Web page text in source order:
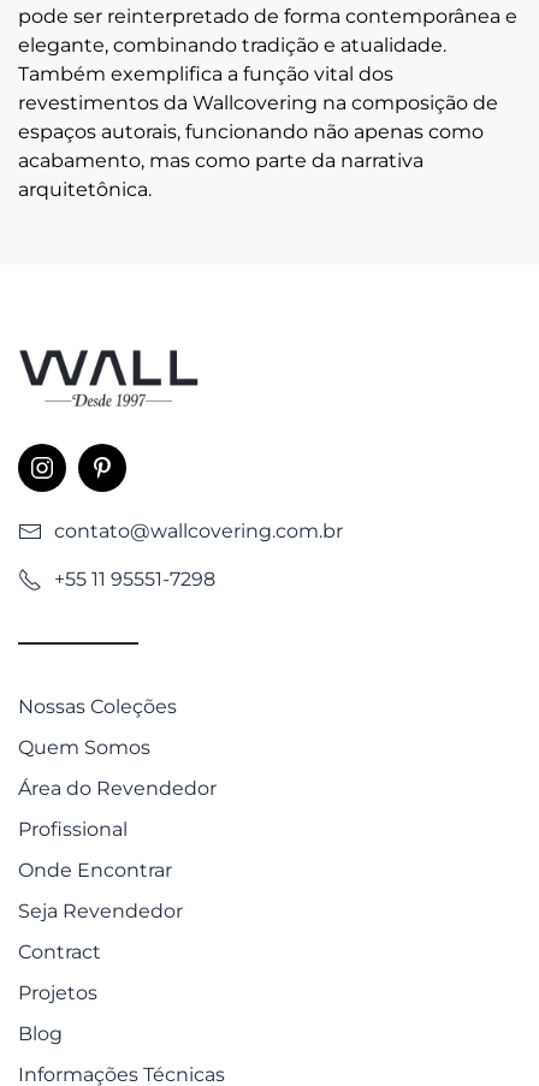
pode ser reinterpretado de forma contemporânea e
elegante, combinando tradição e atualidade.
Também exemplifica a função vital dos
revestimentos da Wallcovering na composição de
espaços autorais, funcionando não apenas como
acabamento, mas como parte da narrativa
arquitetônica.
contato@wallcovering.com.br
+55 11 95551-7298
Nossas Coleções
Quem Somos
Área do Revendedor
Profissional
Onde Encontrar
Seja Revendedor
Contract
Projetos
Blog
Informações Técnicas